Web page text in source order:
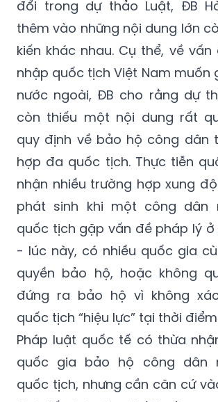
kiến khác nhau. Cụ thể, về vấn
nhập quốc tịch Việt Nam muốn
nước ngoài, ĐB cho rằng dự
còn thiếu một nội dung rất
quy định về bảo hộ công dân
hợp đa quốc tịch. Thực tiễn
nhận nhiều trường hợp xung
phát sinh khi một công dân
quốc tịch gặp vấn đề pháp lý
- lúc này, có nhiều quốc gia
quyền bảo hộ, hoặc không
đứng ra bảo hộ vì không
quốc tịch “hiệu lực” tại thời điểm
Pháp luật quốc tế có thừa
quốc gia bảo hộ công dân
quốc tịch, nhưng cần căn cứ
thực tế như nơi cư trú thường
lợi ích, ý chí lựa chọn quốc tịch